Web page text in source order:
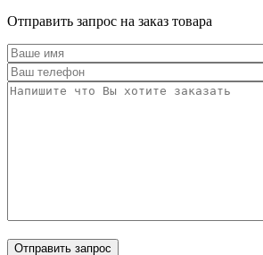
Прокрутить
Отправить запрос на заказ товара